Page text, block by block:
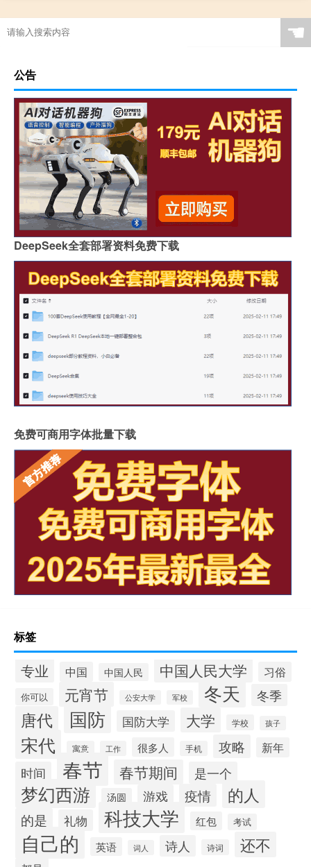
☚
公告
DeepSeek全套部署资料免费下载
免费可商用字体批量下载
标签
专业 中国 中国人民 中国人民大学 习俗
你可以 元宵节 公安大学 军校 冬天 冬季
唐代 国防 国防大学 大学 学校 孩子
宋代 寓意 工作 很多人 手机 攻略 新年
时间 春节 春节期间 是一个
梦幻西游 汤圆 游戏 疫情 的人
的是 礼物 科技大学 红包 考试
自己的 英语 词人 诗人 诗词 还不